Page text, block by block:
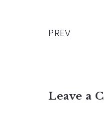
PREV
Leave a